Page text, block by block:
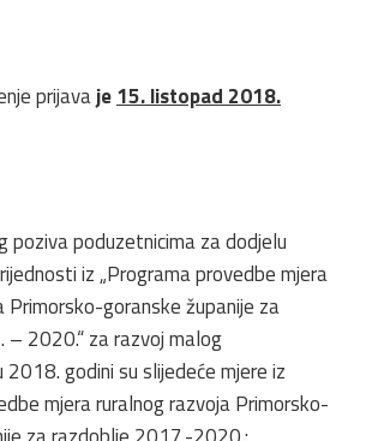
prijavaje15. listopad 2018.
poziva poduzetnicima za dodjelu
iz „Programa provedbe mjera
Primorsko-goranske županije za
2020.“ za razvoj malog
godini su slijedeće mjere iz
mjera ruralnog razvoja Primorsko-